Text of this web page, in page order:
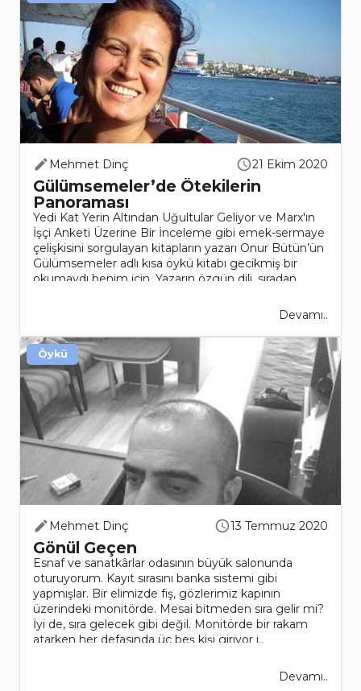
Mehmet Dinç 21 Ekim 2020
Gülümsemeler’de Ötekilerin
Panoraması
Yedi Kat Yerin Altından Uğultular Geliyor ve Marx'ın
İşçi Anketi Üzerine Bir İnceleme gibi emek-sermaye
çelişkisini sorgulayan kitapların yazarı Onur Bütün’ün
Gülümsemeler adlı kısa öykü kitabı gecikmiş bir
okumaydı benim için. Yazarın özgün dili, sıradan
Devamı..
Mehmet Dinç 13 Temmuz 2020
Gönül Geçen
Esnaf ve sanatkârlar odasının büyük salonunda
oturuyorum. Kayıt sırasını banka sistemi gibi
yapmışlar. Bir elimizde fiş, gözlerimiz kapının
üzerindeki monitörde. Mesai bitmeden sıra gelir mi?
İyi de, sıra gelecek gibi değil. Monitörde bir rakam
atarken her defasında üç beş kişi giriyor i..
Devamı..
Öykü